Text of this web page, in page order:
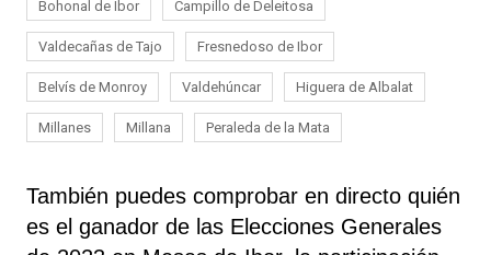
Bohonal de Ibor Campillo de Deleitosa
Valdecañas de Tajo Fresnedoso de Ibor
Belvís de Monroy Valdehúncar Higuera de Albalat
Millanes Millana Peraleda de la Mata
También puedes comprobar en directo quién
es el ganador de las Elecciones Generales